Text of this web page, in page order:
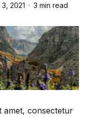
2021 3 min read
amet, consectetur